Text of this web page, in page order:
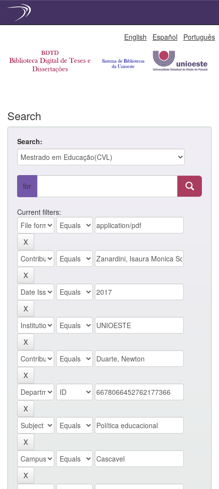
English Español Português
Search
Search:
for
Current filters: